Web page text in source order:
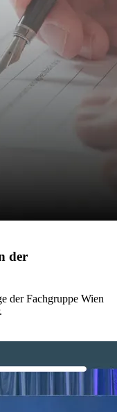
der
der Fachgruppe Wien